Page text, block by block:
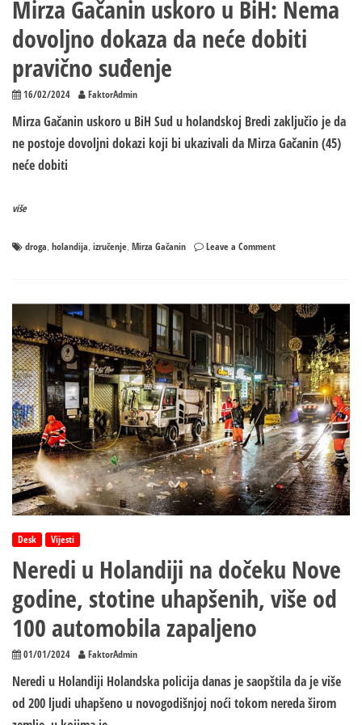
Mirza Gačanin uskoro u BiH: Nema
dovoljno dokaza da neće dobiti
pravično suđenje
16/02/2024 FaktorAdmin
Mirza Gačanin uskoro u BiH Sud u holandskoj Bredi zaključio je da
ne postoje dovoljni dokazi koji bi ukazivali da Mirza Gačanin (45)
neće dobiti
više
droga holandija izručenje Mirza Gačanin Leave a Commenton
u
BiH:
Nema
dovoljno
dokaza
da
neće
dobiti
pravično
suđenje
Desk Vijesti
Neredi u Holandiji na dočeku Nove
godine, stotine uhapšenih, više od
100 automobila zapaljeno
01/01/2024 FaktorAdmin
Neredi u Holandiji Holandska policija danas je saopštila da je više
od 200 ljudi uhapšeno u novogodišnjoj noći tokom nereda širom